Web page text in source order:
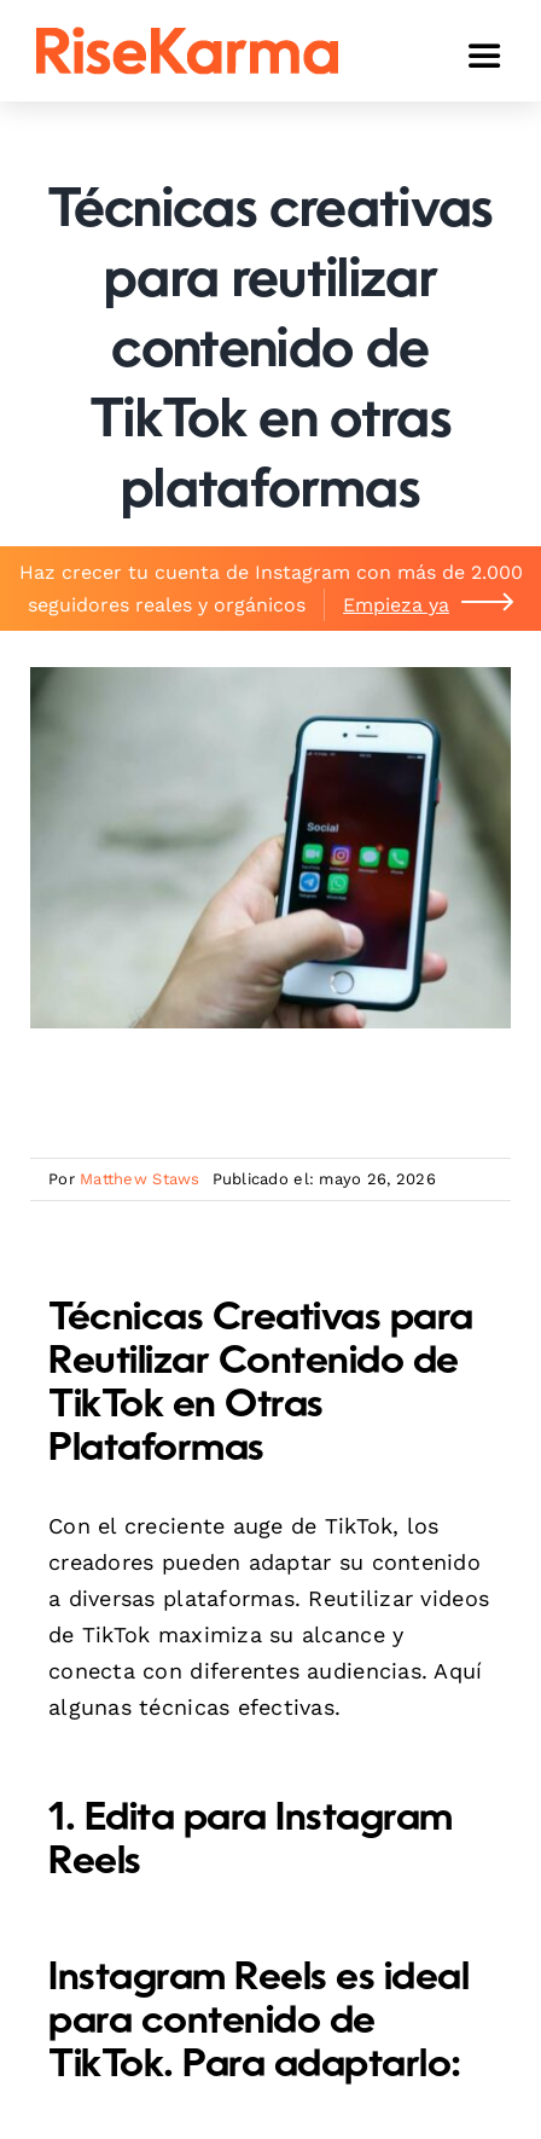
Toggle
TikTok
Facebook
Twitter (𝕏)
Otros
Español
Técnicas creativas
para reutilizar
contenido de
TikTok en otras
plataformas
Haz crecer tu cuenta de Instagram con más de 2.000
seguidores reales y orgánicos
Empieza ya
Por Matthew Staws Publicado el: mayo 26, 2026
Técnicas Creativas para
Reutilizar Contenido de
TikTok en Otras
Plataformas
Con el creciente auge de TikTok, los
creadores pueden adaptar su contenido
a diversas plataformas. Reutilizar videos
de TikTok maximiza su alcance y
conecta con diferentes audiencias. Aquí
algunas técnicas efectivas.
1. Edita para Instagram
Reels
Instagram Reels es ideal
para contenido de
TikTok. Para adaptarlo: